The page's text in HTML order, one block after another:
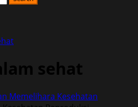
sehat
Memelihara Kesehatan